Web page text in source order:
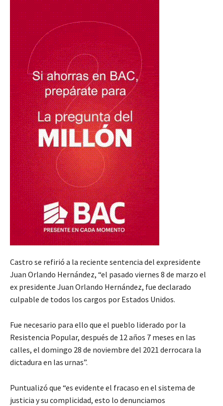
Castro se refirió a la reciente sentencia del expresidente
Juan Orlando Hernández, “el pasado viernes 8 de marzo el
ex presidente Juan Orlando Hernández, fue declarado
culpable de todos los cargos por Estados Unidos.
Fue necesario para ello que el pueblo liderado por la
Resistencia Popular, después de 12 años 7 meses en las
calles, el domingo 28 de noviembre del 2021 derrocara la
dictadura en las urnas”.
Puntualizó que “es evidente el fracaso en el sistema de
justicia y su complicidad, esto lo denunciamos